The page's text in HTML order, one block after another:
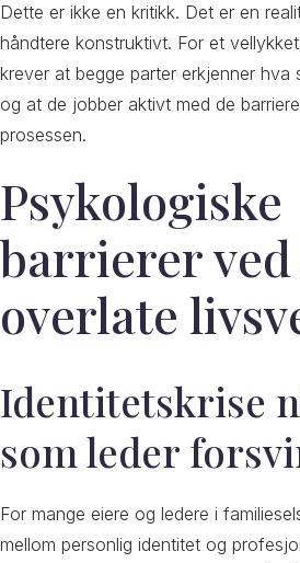
Dette er ikke en kritikk. Det er en
håndtere konstruktivt. For et
krever at begge parter erkjenner hva
og at de jobber aktivt med de
prosessen.
Psykologiske
barrierer ved
overlate
Identitetskrise
som leder
For mange eiere og ledere i
mellom personlig identitet og